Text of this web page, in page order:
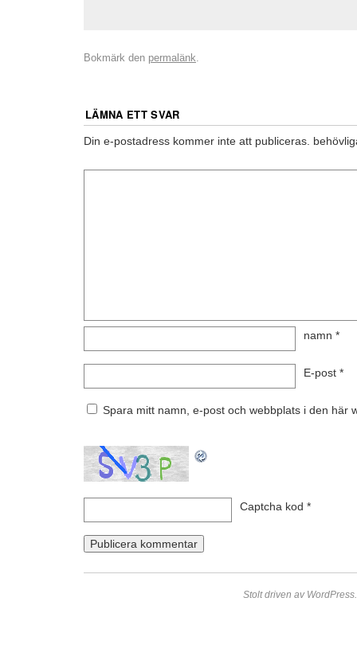
Bokmärk den permalänk
LÄMNA ETT SVAR
Din e-postadress kommer inte att publiceras.
namn *
E-post *
Spara mitt namn, e-post och webbplats i den här
Captcha kod *
Stolt driven av WordPress.